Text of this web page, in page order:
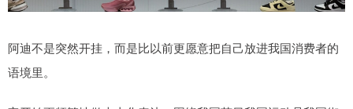
阿迪不是突然开挂，而是比以前更愿意把自己放进我国消费者的
语境里。